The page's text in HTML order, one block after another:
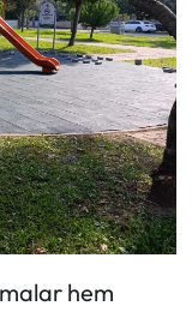
hem